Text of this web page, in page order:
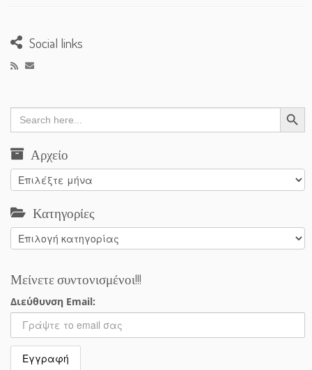
Social links
Search
for:
Search Button
Αρχείο
Αρχείο
Κατηγορίες
Κατηγορίες
Μείνετε συντονισμένοι!!!
Διεύθυνση Email: